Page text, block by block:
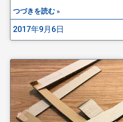
つづきを読む »
2017年9月6日